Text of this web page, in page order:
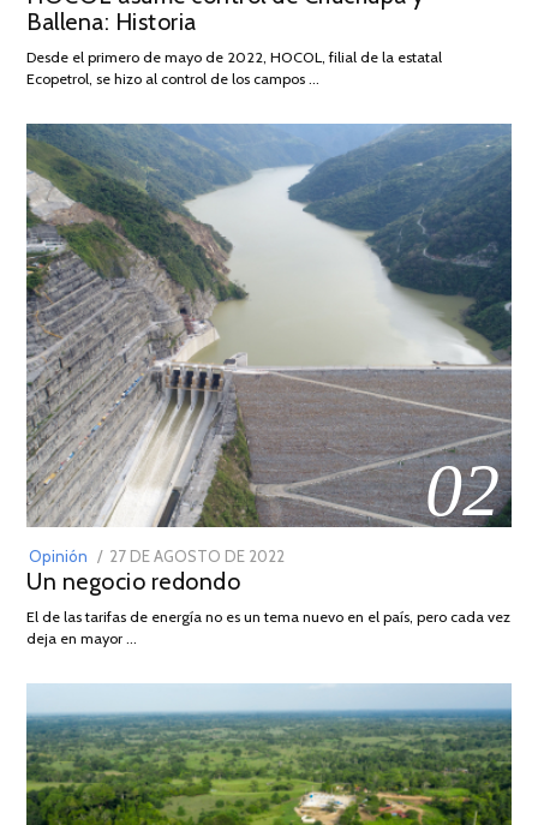
2026
Ballena: Historia
Desde el primero de mayo de 2022, HOCOL, filial de la estatal
Ecopetrol, se hizo al control de los campos …
02
Opinión
POSTED
ON
27 DE AGOSTO DE 2022
DE
Un negocio redondo
El de las tarifas de energía no es un tema nuevo en el país, pero cada vez
deja en mayor …